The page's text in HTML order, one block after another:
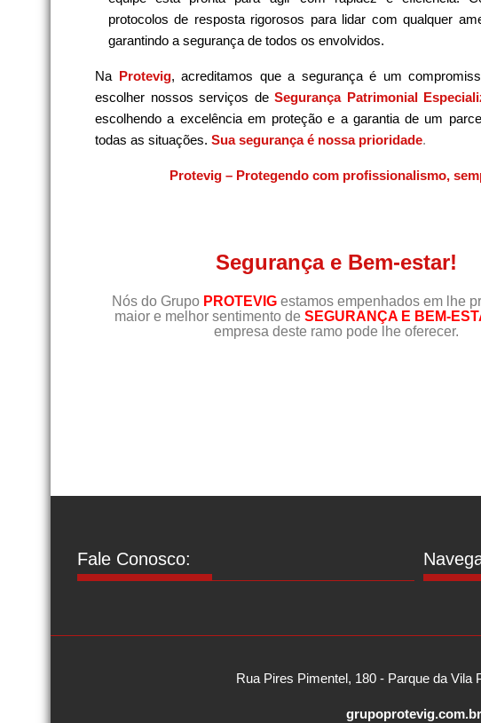
protocolos de resposta rigorosos para lidar com qualquer
garantindo a segurança de todos os envolvidos.
Na Protevig, acreditamos que a segurança é um
escolher nossos serviços de Segurança Patrimonial
escolhendo a excelência em proteção e a garantia de um
todas as situações. Sua segurança é nossa prioridade.
Protevig – Protegendo com profissionalismo,
Segurança e Bem-estar!
Nós do Grupo PROTEVIGestamos empenhados em lhe
maior e melhor sentimento de SEGURANÇA E BEM-
empresa deste ramo pode lhe oferecer.
Fale Conosco:
Rua Pires Pimentel, 180 - Parque da Vila